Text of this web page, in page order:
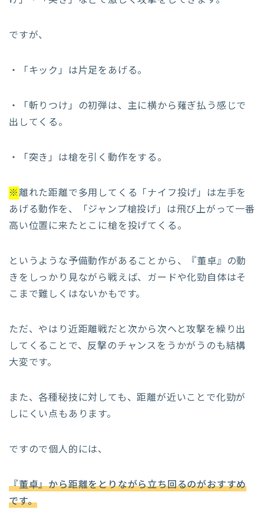
ですが、
・「キック」は片足をあげる。
・「斬りつけ」の初弾は、主に横から薙ぎ払う感じで
出してくる。
・「突き」は槍を引く動作をする。
※離れた距離で多用してくる「ナイフ投げ」は左手を
あげる動作を、「ジャンプ槍投げ」は飛び上がって一番
高い位置に来たとこに槍を投げてくる。
というような予備動作があることから、『董卓』の動
きをしっかり見ながら戦えば、ガードや化勁自体はそ
こまで難しくはないかもです。
ただ、やはり近距離戦だと次から次へと攻撃を繰り出
してくることで、反撃のチャンスをうかがうのも結構
大変です。
また、各種秘技に対しても、距離が近いことで化勁が
しにくい点もあります。
ですので個人的には、
『董卓』から距離をとりながら立ち回るのがおすすめ
です。